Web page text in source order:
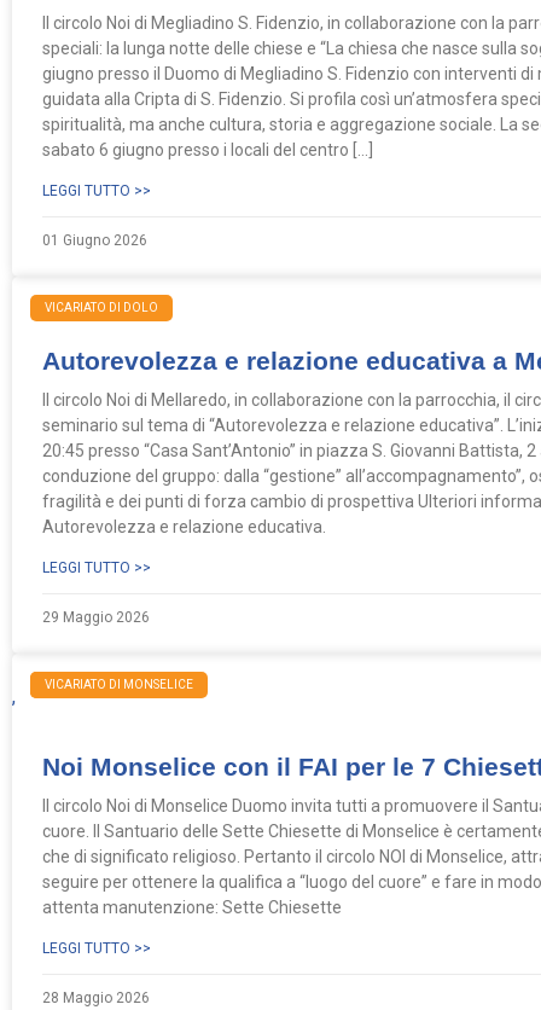
Il circolo Noi di Megliadino S. Fidenzio, in collaborazione con la
speciali: la lunga notte delle chiese e “La chiesa che nasce sulla
giugno presso il Duomo di Megliadino S. Fidenzio con interventi
guidata alla Cripta di S. Fidenzio. Si profila così un’atmosfera
spiritualità, ma anche cultura, storia e aggregazione sociale. La
sabato 6 giugno presso i locali del centro […]
LEGGI TUTTO >>
01 Giugno 2026
VICARIATO DI DOLO
Autorevolezza e relazione educativa a
Il circolo Noi di Mellaredo, in collaborazione con la parrocchia, il
seminario sul tema di “Autorevolezza e relazione educativa”.
20:45 presso “Casa Sant’Antonio” in piazza S. Giovanni Battista,
conduzione del gruppo: dalla “gestione” all’accompagnamento”,
fragilità e dei punti di forza cambio di prospettiva Ulteriori
Autorevolezza e relazione educativa.
LEGGI TUTTO >>
29 Maggio 2026
NEWS
,
VICARIATO DI MONSELICE
Noi Monselice con il FAI per le 7
Il circolo Noi di Monselice Duomo invita tutti a promuovere il
cuore. Il Santuario delle Sette Chiesette di Monselice è
che di significato religioso. Pertanto il circolo NOI di Monselice,
seguire per ottenere la qualifica a “luogo del cuore” e fare in
attenta manutenzione: Sette Chiesette
LEGGI TUTTO >>
28 Maggio 2026